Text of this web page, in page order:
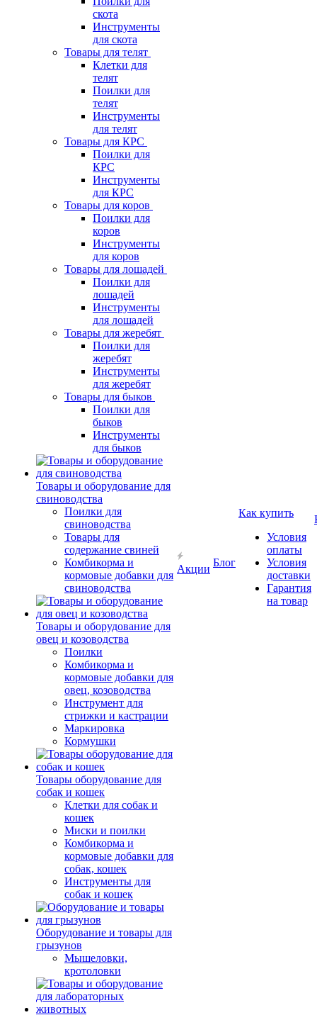
скота
Инструменты
для скота
Товары для телят
Клетки для
телят
Поилки для
телят
Инструменты
для телят
Товары для КРС
Поилки для
КРС
Инструменты
для КРС
Товары для коров
Поилки для
коров
Инструменты
для коров
Товары для лошадей
Поилки для
лошадей
Инструменты
для лошадей
Товары для жеребят
Поилки для
жеребят
Инструменты
для жеребят
Товары для быков
Поилки для
быков
Инструменты
для быков
Товары и оборудование для
свиноводства
Поилки для
свиноводства
Товары для
содержание свиней
Комбикорма и
кормовые добавки для
свиноводства
Товары и оборудование для
овец и козоводства
Поилки
Комбикорма и
кормовые добавки для
овец, козоводства
Инструмент для
стрижки и кастрации
Маркировка
Кормушки
Товары оборудование для
собак и кошек
Клетки для собак и
кошек
Миски и поилки
Комбикорма и
кормовые добавки для
собак, кошек
Инструменты для
собак и кошек
Оборудование и товары для
грызунов
Мышеловки,
кротоловки
Акции
Блог
Как купить
Условия
оплаты
Условия
доставки
Гарантия
на товар